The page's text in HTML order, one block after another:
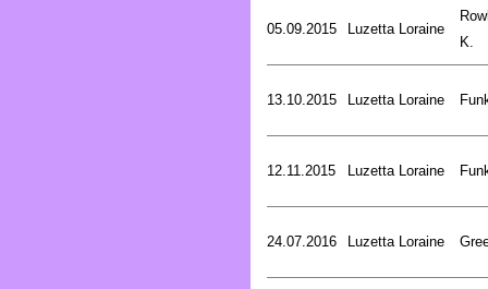
05.09.2015 Luzetta Loraine
K.
13.10.2015 Luzetta Loraine
12.11.2015 Luzetta Loraine
24.07.2016 Luzetta Loraine